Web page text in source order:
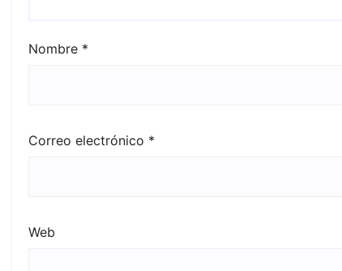
Nombre *
Correo electrónico *
Web